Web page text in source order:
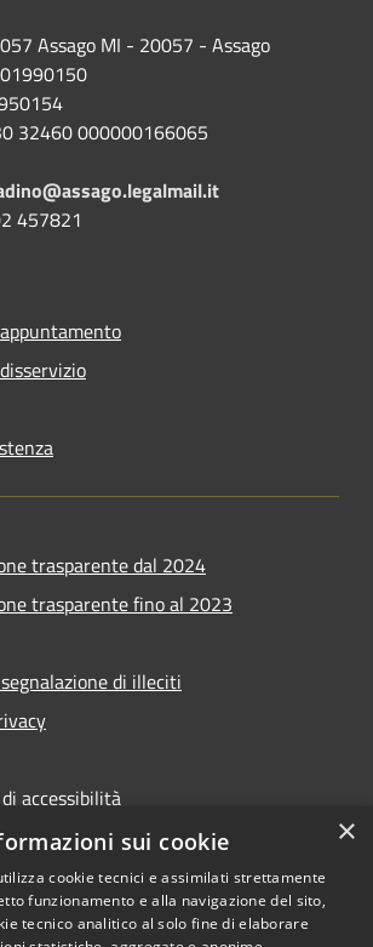
Assago MI - 20057 - Assago
32460 000000166065
457821
trasparente dal 2024
trasparente fino al 2023
di illeciti
accessibilità
inaccessibilità
×
sui cookie
cookie tecnici e assimilati strettamente
funzionamento e alla navigazione del sito,
tecnico analitico al solo fine di elaborare